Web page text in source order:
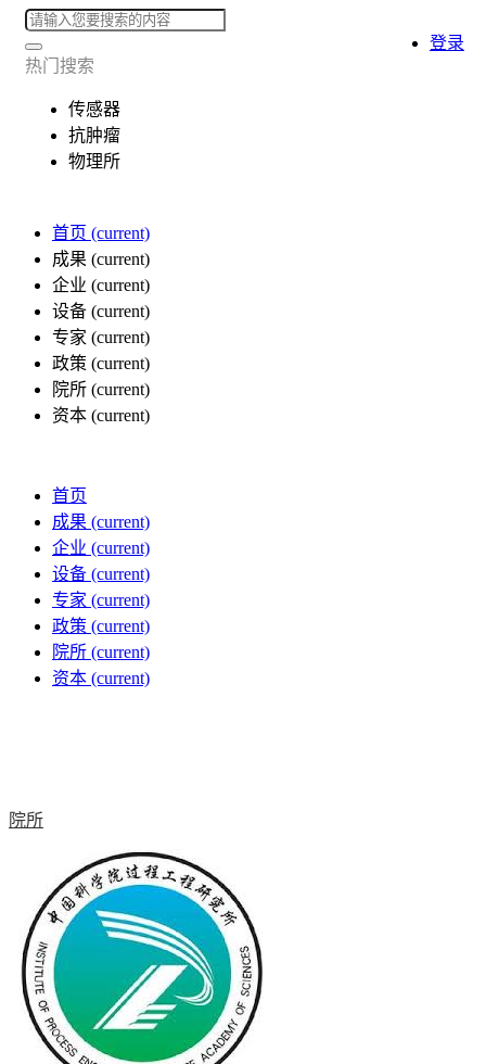
热门搜索
传感器
抗肿瘤
物理所
首页 (current)
成果 (current)
企业 (current)
设备 (current)
专家 (current)
政策 (current)
院所 (current)
资本 (current)
登录
首页
成果 (current)
企业 (current)
设备 (current)
专家 (current)
政策 (current)
院所 (current)
资本 (current)
院所